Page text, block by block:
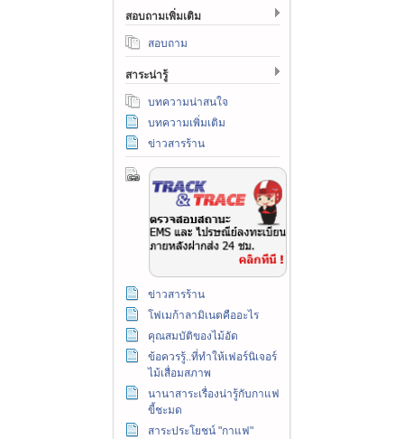
สอบถามเพิ่มเติม
สอบถาม
สาระน่ารู้
บทความน่าสนใจ
บทความเพิ่มเติม
ข่าวสารร้าน
ข่าวสารร้าน
โฟเมก้าลามิเนตคืออะไร
คุณสมบัติของไม้อัด
ข้อควรรู้..ที่ทำให้เฟอร์นิเจอร์
ไม้เสื่อมสภาพ
นานาสาระเรื่องน่ารู้กับกาแฟ
ขี้ชะมด
สาระประโยชน์ "กาแฟ"